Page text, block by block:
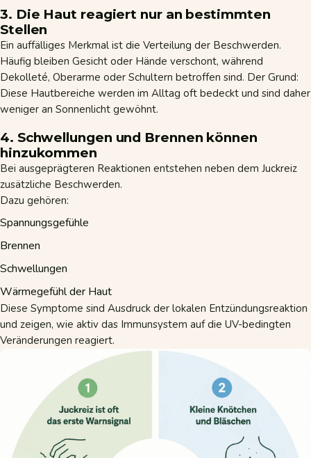
3. Die Haut reagiert nur an bestimmten
Stellen
Ein auffälliges Merkmal ist die Verteilung der Beschwerden.
Häufig bleiben Gesicht oder Hände verschont, während
Dekolleté, Oberarme oder Schultern betroffen sind. Der Grund:
Diese Hautbereiche werden im Alltag oft bedeckt und sind daher
weniger an Sonnenlicht gewöhnt.
4. Schwellungen und Brennen können
hinzukommen
Bei ausgeprägteren Reaktionen entstehen neben dem Juckreiz
zusätzliche Beschwerden.
Dazu gehören:
Spannungsgefühle
Brennen
Schwellungen
Wärmegefühl der Haut
Diese Symptome sind Ausdruck der lokalen Entzündungsreaktion
und zeigen, wie aktiv das Immunsystem auf die UV-bedingten
Veränderungen reagiert.